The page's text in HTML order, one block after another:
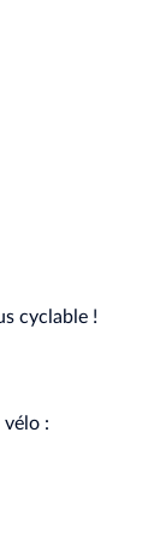
cyclable !
vélo :